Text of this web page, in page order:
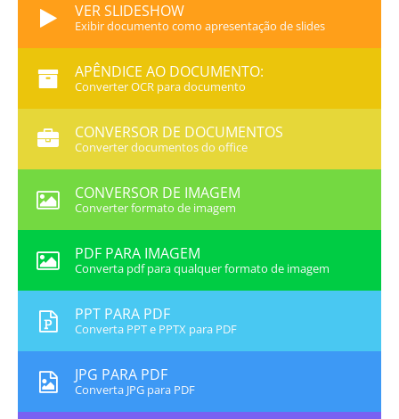
VER SLIDESHOW
Exibir documento como apresentação de slides
APÊNDICE AO DOCUMENTO:
Converter OCR para documento
CONVERSOR DE DOCUMENTOS
Converter documentos do office
CONVERSOR DE IMAGEM
Converter formato de imagem
PDF PARA IMAGEM
Converta pdf para qualquer formato de imagem
PPT PARA PDF
Converta PPT e PPTX para PDF
JPG PARA PDF
Converta JPG para PDF